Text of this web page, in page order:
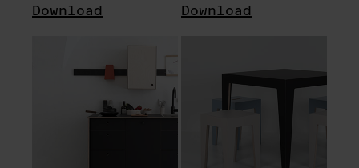
Download Download